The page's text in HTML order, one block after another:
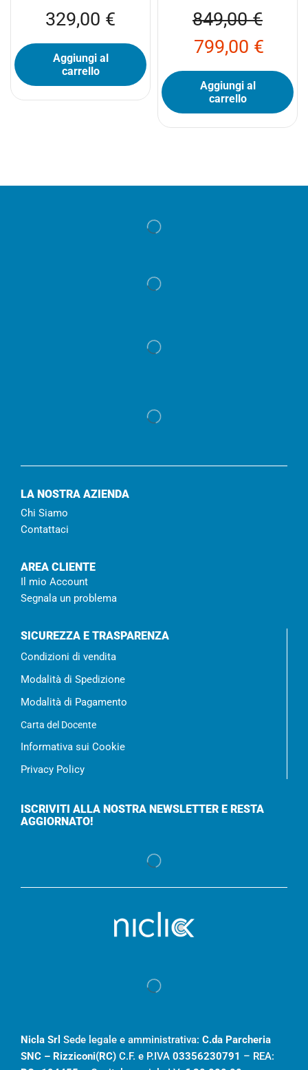
329,00 €
Aggiungi al
carrello
849,00€
799,00 €
Aggiungi al
carrello
LA NOSTRA AZIENDA
Chi Siamo
Contattaci
AREA CLIENTE
Il mio Account
Segnala un problema
SICUREZZA E TRASPARENZA
Condizioni di vendita
Modalità di Spedizione
Modalità di Pagamento
Carta del Docente
Informativa sui Cookie
Privacy Policy
ISCRIVITI ALLA NOSTRA NEWSLETTER E RESTA
AGGIORNATO!
Nicla Srl Sede legale e amministrativa: C.da Parcheria
SNC – Rizziconi(RC) C.F. e P.IVA 03356230791 – REA: